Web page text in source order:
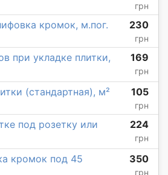
грн
кромок, м.пог. 230
грн
при укладке плитки,
169
грн
(стандартная), м² 105
грн
под розетку или
224
грн
кромок под 45
350
грн